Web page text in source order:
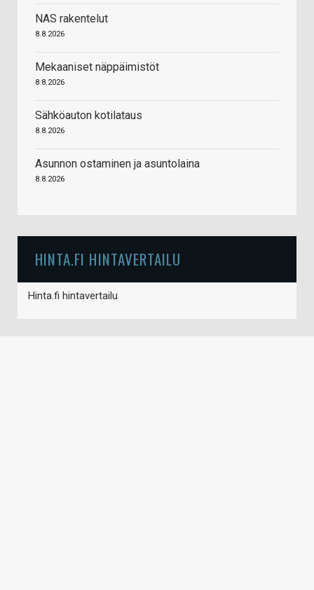
NAS rakentelut
8.8.2026
Mekaaniset näppäimistöt
8.8.2026
Sähköauton kotilataus
8.8.2026
Asunnon ostaminen ja asuntolaina
8.8.2026
HINTA.FI HINTAVERTAILU
Hinta.fi hintavertailu